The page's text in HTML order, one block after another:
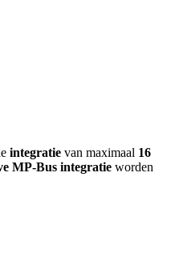
integratie van maximaal 16
MP-Bus integratie worden